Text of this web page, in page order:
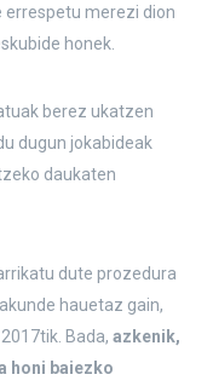
errespetu merezi dion
honek.
berez ukatzen
dugun jokabideak
daukaten
dute prozedura
hauetaz gain,
Bada, azkenik,
honi baiezko